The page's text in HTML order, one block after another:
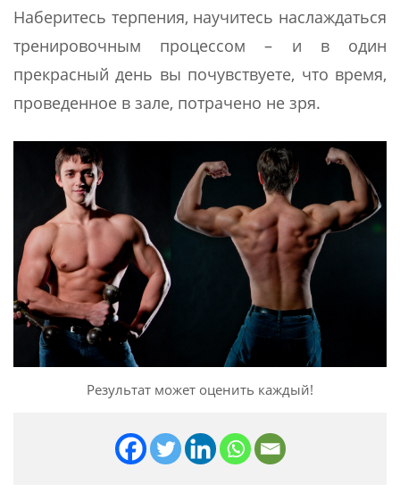
Наберитесь терпения, научитесь наслаждаться
тренировочным процессом – и в один
прекрасный день вы почувствуете, что время,
проведенное в зале, потрачено не зря.
Результат может оценить каждый!